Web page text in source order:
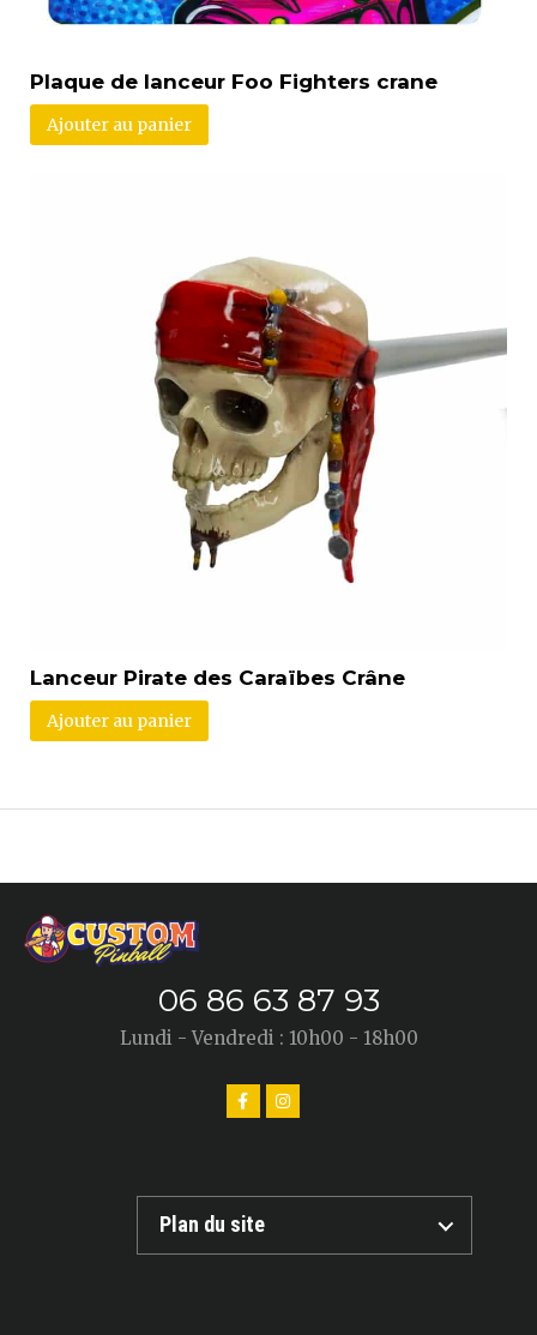
Plaque de lanceur Foo Fighters crane
Ajouter au panier
Lanceur Pirate des Caraïbes Crâne
Ajouter au panier
06 86 63 87 93
Lundi - Vendredi : 10h00 - 18h00
Plan du site